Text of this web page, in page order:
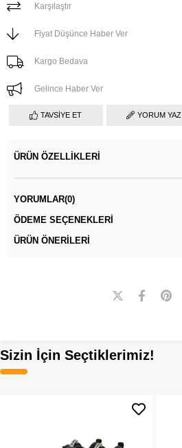
Karşılaştır
Fiyat Düşünce Haber Ver
Kargo Bedava
Gelince Haber Ver
TAVSIYE ET YORUM YAZ
ÜRÜN ÖZELLIKLERI
YORUMLAR(0)
ÖDEME SEÇENEKLERI
ÜRÜN ÖNERILERI
Sizin İçin Seçtiklerimiz!